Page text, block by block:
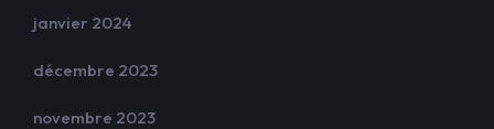
janvier 2024
décembre 2023
novembre 2023